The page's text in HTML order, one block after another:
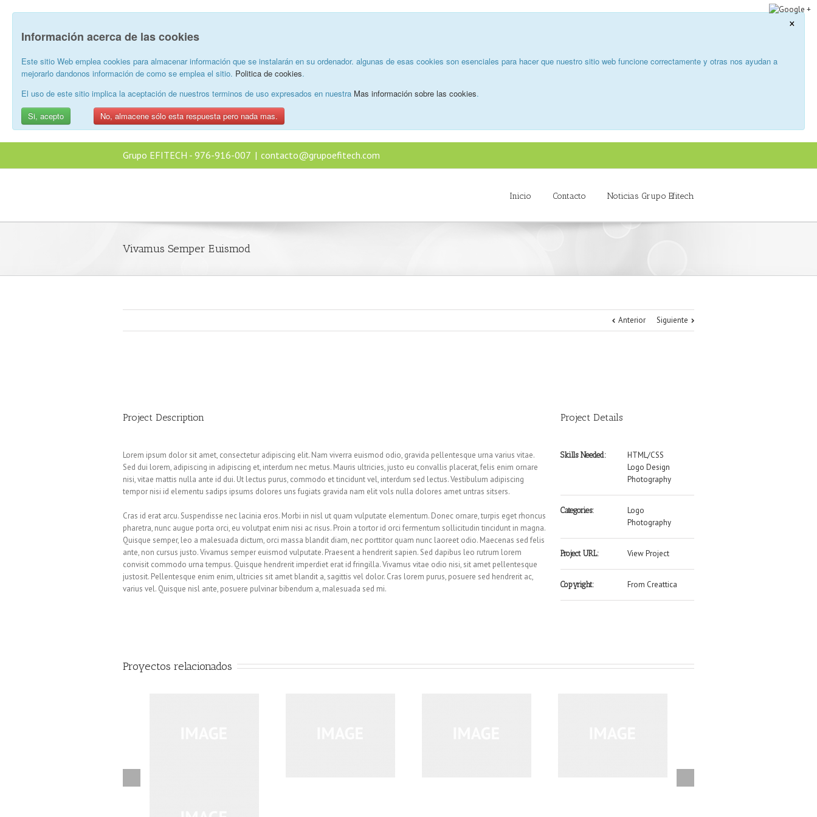
×
Información acerca de las cookies
Este sitio Web emplea cookies para almacenar información que se instalarán en su ordenador. algunas de esas cookies son esenciales para hacer que nuestro sitio web funcione correctamente y otras nos ayudan a
mejorarlo dandonos información de como se emplea el sitio. Politica de cookies.
El uso de este sitio implica la aceptación de nuestros terminos de uso expresados en nuestra Mas información sobre las cookies.
Si, acepto
No, almacene sólo esta respuesta pero nada mas.
Grupo EFITECH - 976-916-007 | contacto@grupoefitech.com
Inicio Contacto Noticias Grupo Efitech
Vivamus Semper Euismod
Anterior Siguiente
Project Description
Lorem ipsum dolor sit amet, consectetur adipiscing elit. Nam viverra euismod odio, gravida pellentesque urna varius vitae.
Sed dui lorem, adipiscing in adipiscing et, interdum nec metus. Mauris ultricies, justo eu convallis placerat, felis enim ornare
nisi, vitae mattis nulla ante id dui. Ut lectus purus, commodo et tincidunt vel, interdum sed lectus. Vestibulum adipiscing
tempor nisi id elementu sadips ipsums dolores uns fugiats gravida nam elit vols nulla dolores amet untras sitsers.
Cras id erat arcu. Suspendisse nec lacinia eros. Morbi in nisl ut quam vulputate elementum. Donec ornare, turpis eget rhoncus
pharetra, nunc augue porta orci, eu volutpat enim nisi ac risus. Proin a tortor id orci fermentum sollicitudin tincidunt in magna.
Quisque semper, leo a malesuada dictum, orci massa blandit diam, nec porttitor quam nunc laoreet odio. Maecenas sed felis
ante, non cursus justo. Vivamus semper euismod vulputate. Praesent a hendrerit sapien. Sed dapibus leo rutrum lorem
convisit commodo urna tempus. Quisque hendrerit imperdiet erat id fringilla. Vivamus vitae odio nisi, sit amet pellentesque
justosit. Pellentesque enim enim, ultricies sit amet blandit a, sagittis vel dolor. Cras lorem purus, posuere sed hendrerit ac,
varius vel. Quisque nisl ante, posuere pulvinar bibendum a, malesuada sed mi.
Project Details
Skills Needed:
HTML/CSS
Logo Design
Photography
Categories:
Logo
Photography
Project URL: View Project
Copyright: From Creattica
Proyectos relacionados